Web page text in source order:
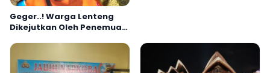
Geger..! Warga Lenteng
Dikejutkan Oleh Penemuan